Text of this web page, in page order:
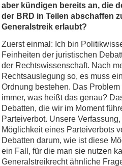
aber kündigen bereits an, die
der BRD in Teilen abschaffen
Generalstreik erlaubt?
Zuerst einmal: Ich bin
Feinheiten der juristischen
der Rechtswissenschaft. Nach
Rechtsauslegung so, es muss
Ordnung bestehen. Das
immer, was heißt das genau?
Debatten, die wir im Moment
Parteiverbot. Unsere
Möglichkeit eines Parteiverbots
Debatten darum, wie ist diese
ein Fall, für die man sie nutzen
Generalstreikrecht ähnliche